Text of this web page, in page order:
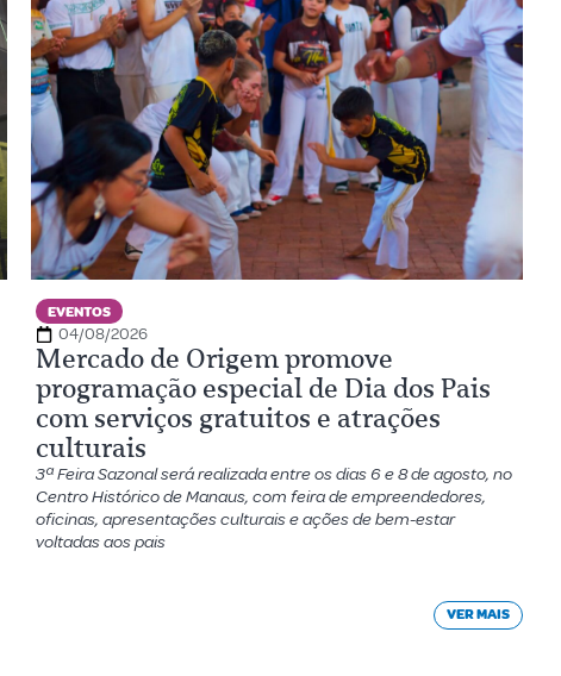
EVENTOS
04/08/2026
Mercado de Origem promove
programação especial de Dia dos Pais
com serviços gratuitos e atrações
culturais
3ª Feira Sazonal será realizada entre os dias 6 e 8 de agosto, no
Centro Histórico de Manaus, com feira de empreendedores,
oficinas, apresentações culturais e ações de bem-estar
voltadas aos pais
VER MAIS